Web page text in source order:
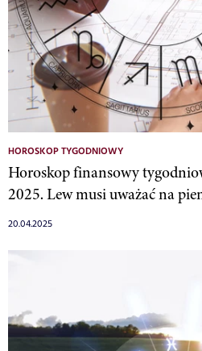
HOROSKOP TYGODNIOWY
Horoskop finansowy
2025. Lew musi uważać na
20.04.2025